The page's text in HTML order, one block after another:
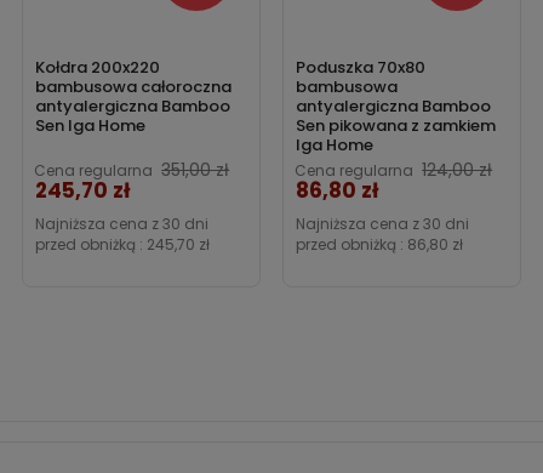
Kołdra 200x220
bambusowa całoroczna
antyalergiczna Bamboo
Sen Iga Home
Cena regularna 351,00 zł
245,70 zł
Najniższa cena z 30 dni
przed obniżką : 245,70 zł
Poduszka 70x80
bambusowa
antyalergiczna Bamboo
Sen pikowana z zamkiem
Iga Home
Cena regularna 124,00 zł
Cena
86,80 zł
Najniższa cena z 30 dni
przed obniżką : 86,80 zł